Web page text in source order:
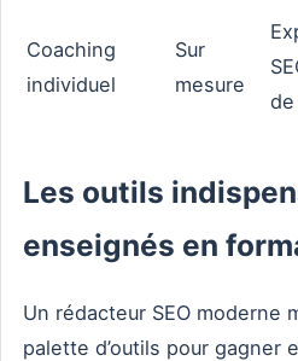
Coaching
individuel
Sur
mesure
Les outils
enseignés en
Un rédacteur SEO moderne
palette d’outils pour gagner